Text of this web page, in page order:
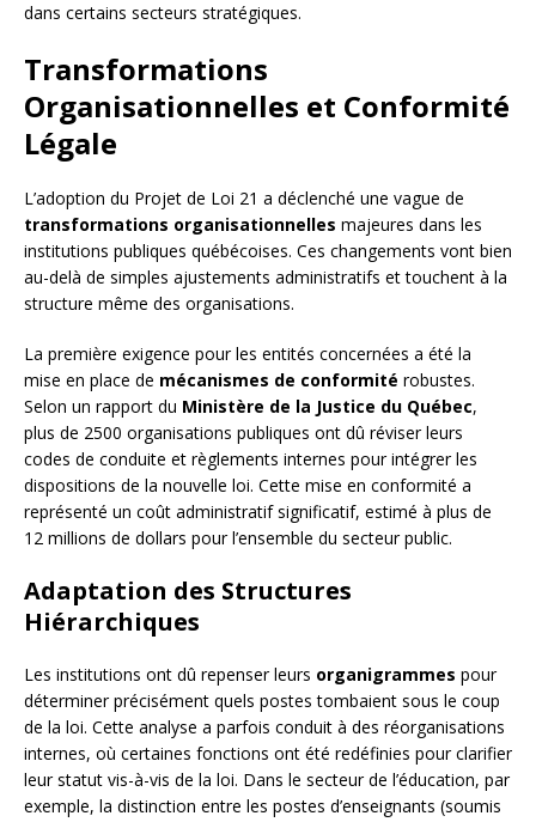
dans certains secteurs stratégiques.
Transformations
Organisationnelles et Conformité
Légale
L’adoption du Projet de Loi 21 a déclenché une vague de
transformations organisationnelles majeures dans les
institutions publiques québécoises. Ces changements vont bien
au-delà de simples ajustements administratifs et touchent à la
structure même des organisations.
La première exigence pour les entités concernées a été la
mise en place de mécanismes de conformité robustes.
Selon un rapport du Ministère de la Justice du Québec,
plus de 2500 organisations publiques ont dû réviser leurs
codes de conduite et règlements internes pour intégrer les
dispositions de la nouvelle loi. Cette mise en conformité a
représenté un coût administratif significatif, estimé à plus de
12 millions de dollars pour l’ensemble du secteur public.
Adaptation des Structures
Hiérarchiques
Les institutions ont dû repenser leurs organigrammes pour
déterminer précisément quels postes tombaient sous le coup
de la loi. Cette analyse a parfois conduit à des réorganisations
internes, où certaines fonctions ont été redéfinies pour clarifier
leur statut vis-à-vis de la loi. Dans le secteur de l’éducation, par
exemple, la distinction entre les postes d’enseignants (soumis